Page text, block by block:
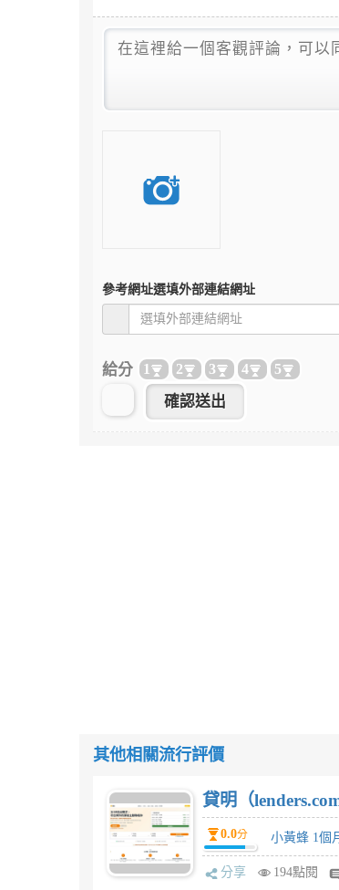
參考網址選填外部連結網址
給分 1 2 3 4 5
其他相關流行評價
貸明（
0.0分 小黃蜂 1個
分享 194點閱